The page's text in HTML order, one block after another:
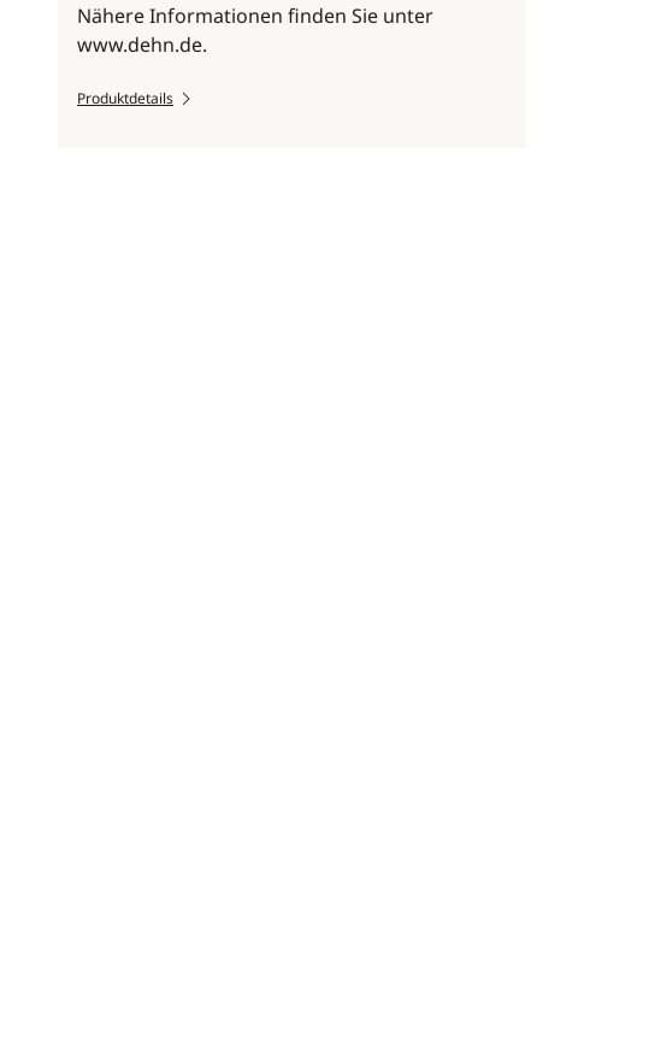
Nähere Informationen finden Sie unter
www.dehn.de.
Produktdetails